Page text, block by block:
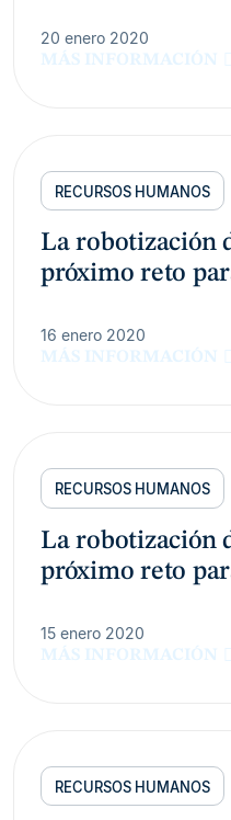
20 enero 2020
MÁS INFORMACIÓN
RECURSOS HUMANOS
La robotización
próximo reto
16 enero 2020
MÁS INFORMACIÓN
RECURSOS HUMANOS
La robotización
próximo reto
15 enero 2020
MÁS INFORMACIÓN
RECURSOS HUMANOS